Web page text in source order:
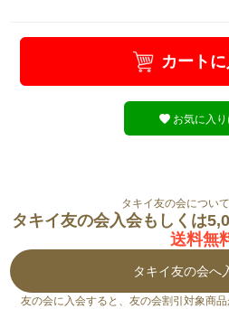
カート
お気に入
タキイ友の会につい
タキイ友の会入会もしくは
送料無
タキイ友の会へ
友の会に入会すると、友の会割引対象商